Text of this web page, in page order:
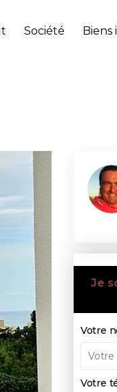
Société Biens
Je
Votre
Votre